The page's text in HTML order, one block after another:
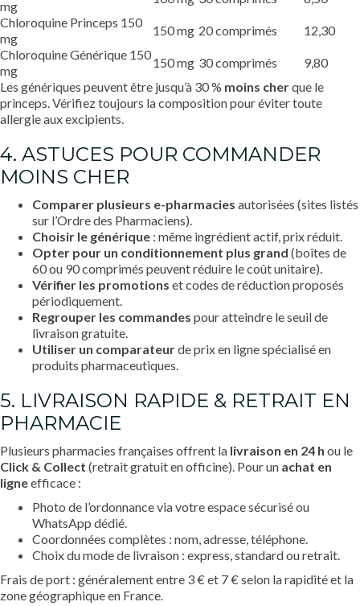
mg
Chloroquine Princeps 150
mg
150 mg 20 comprimés
12,30
Chloroquine Générique 150
mg
150 mg 30 comprimés
9,80
Les génériques peuvent être jusqu’à 30 % moins cherque le
princeps. Vérifiez toujours la composition pour éviter toute
allergie aux excipients.
4. ASTUCES POUR COMMANDER
MOINS CHER
Comparer plusieurs e-pharmacies autorisées (sites listés
sur l’Ordre des Pharmaciens).
Choisir le générique : même ingrédient actif, prix réduit.
Opter pour un conditionnement plus grand (boîtes de
60 ou 90 comprimés peuvent réduire le coût unitaire).
Vérifier les promotions et codes de réduction proposés
périodiquement.
Regrouper les commandes pour atteindre le seuil de
livraison gratuite.
Utiliser un comparateurde prix en ligne spécialisé en
produits pharmaceutiques.
5. LIVRAISON RAPIDE & RETRAIT EN
PHARMACIE
Plusieurs pharmacies françaises offrent la livraison en 24 h ou le
Click & Collect (retrait gratuit en officine). Pour un achat en
ligneefficace :
Photo de l’ordonnance via votre espace sécurisé ou
WhatsApp dédié.
Coordonnées complètes : nom, adresse, téléphone.
Choix du mode de livraison : express, standard ou retrait.
Frais de port : généralement entre 3 € et 7 € selon la rapidité et la
zone géographique en France.